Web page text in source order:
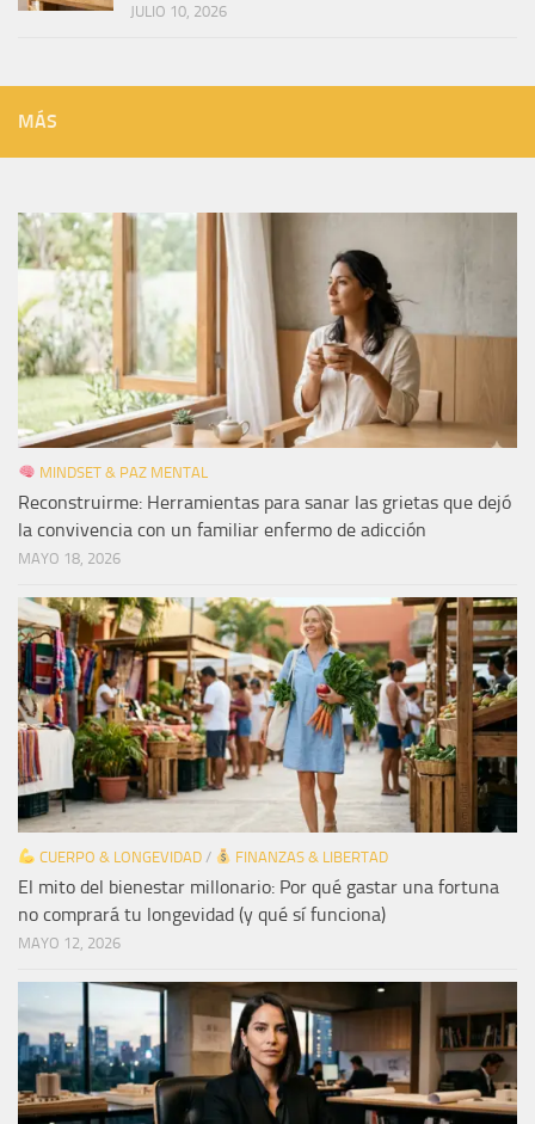
JULIO 10, 2026
MÁS
MINDSET & PAZ MENTAL
Reconstruirme: Herramientas para sanar las grietas que dejó
la convivencia con un familiar enfermo de adicción
MAYO 18, 2026
CUERPO & LONGEVIDAD/ FINANZAS & LIBERTAD
El mito del bienestar millonario: Por qué gastar una fortuna
no comprará tu longevidad (y qué sí funciona)
MAYO 12, 2026